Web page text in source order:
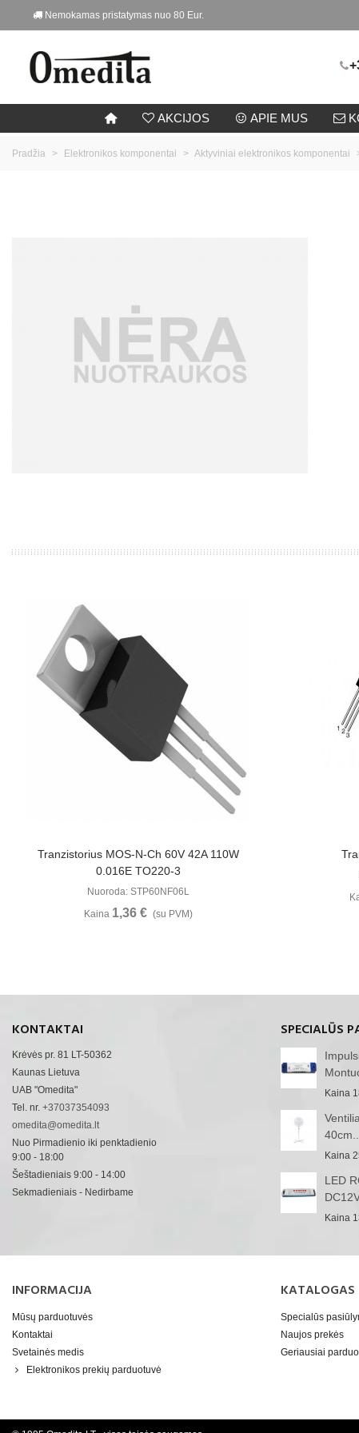
Nemokamas pristatymas nuo 80 Eur.
AKCIJOS APIE MUS
Pradžia > Elektronikos komponentai > Aktyviniai elektronikos komponentai
Žiūrėti Daugiau
Tranzistorius MOS-N-Ch 60V 42A 110W
0.016E TO220-3
Nuoroda: STP60NF06L
Kaina 1,36 € (su PVM)
KONTAKTAI
Krėvės pr. 81 LT-50362
Kaunas Lietuva
UAB "Omedita"
Tel. nr. +37037354093
omedita@omedita.lt
Nuo Pirmadienio iki penktadienio
9:00 - 18:00
Šeštadieniais 9:00 - 14:00
Sekmadieniais - Nedirbame
SPECIALŪS
Kaina
40cm...
Kaina
LED
Kaina
INFORMACIJA
Mūsų parduotuvės
Kontaktai
Svetainės medis
Elektronikos prekių parduotuvė
KATALOGAS
Specialūs
Naujos prekės
Geriausiai